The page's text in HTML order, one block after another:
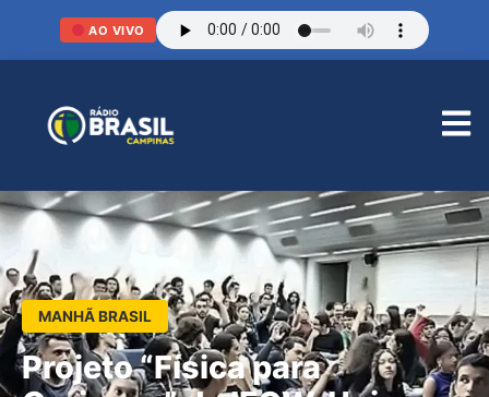
AO VIVO
MANHÃ BRASIL
Projeto “Física para